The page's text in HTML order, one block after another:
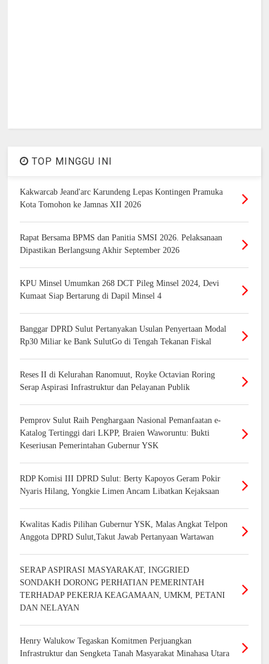
TOP MINGGU INI
Kakwarcab Jeand'arc Karundeng Lepas Kontingen Pramuka
Kota Tomohon ke Jamnas XII 2026
Rapat Bersama BPMS dan Panitia SMSI 2026. Pelaksanaan
Dipastikan Berlangsung Akhir September 2026
KPU Minsel Umumkan 268 DCT Pileg Minsel 2024, Devi
Kumaat Siap Bertarung di Dapil Minsel 4
Banggar DPRD Sulut Pertanyakan Usulan Penyertaan Modal
Rp30 Miliar ke Bank SulutGo di Tengah Tekanan Fiskal
Reses II di Kelurahan Ranomuut, Royke Octavian Roring
Serap Aspirasi Infrastruktur dan Pelayanan Publik
Pemprov Sulut Raih Penghargaan Nasional Pemanfaatan e-
Katalog Tertinggi dari LKPP, Braien Waworuntu: Bukti
Keseriusan Pemerintahan Gubernur YSK
RDP Komisi III DPRD Sulut: Berty Kapoyos Geram Pokir
Nyaris Hilang, Yongkie Limen Ancam Libatkan Kejaksaan
Kwalitas Kadis Pilihan Gubernur YSK, Malas Angkat Telpon
Anggota DPRD Sulut,Takut Jawab Pertanyaan Wartawan
SERAP ASPIRASI MASYARAKAT, INGGRIED
SONDAKH DORONG PERHATIAN PEMERINTAH
TERHADAP PEKERJA KEAGAMAAN, UMKM, PETANI
DAN NELAYAN
Henry Walukow Tegaskan Komitmen Perjuangkan
Infrastruktur dan Sengketa Tanah Masyarakat Minahasa Utara